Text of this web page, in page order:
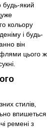
який
кольору
і будь-
він
цього ж
стилів,
впишеться
ремені з